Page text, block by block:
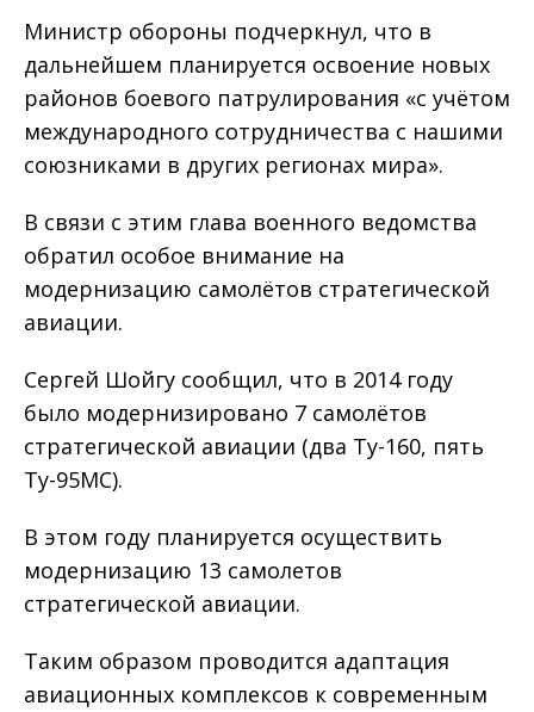
Министр обороны подчеркнул, что в
дальнейшем планируется освоение новых
районов боевого патрули­рования «с учётом
международного сотрудничества с нашими
союзни­ками в других регионах мира».
В связи с этим глава военного ведомства
обратил особое внимание на
модернизацию самолётов стратегической
авиации.
Сергей Шойгу сообщил, что в 2014 году
было модернизи­ровано 7 самолётов
стратегической авиации (два Ту-160, пять
Ту-95МС).
В этом году планируется осуществить
модернизацию 13 самолетов
стратегической авиации.
Таким образом проводится адаптация
авиационных комплексов к современным